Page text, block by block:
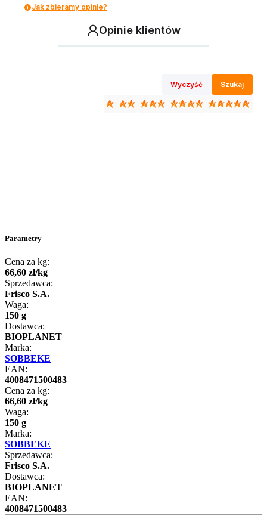
Jak zbieramy opinie?
Opinie klientów
Wyczyść Szukaj
Parametry
Cena za kg:
66,60 zł/kg
Sprzedawca:
Frisco S.A.
Waga:
150 g
Dostawca:
BIOPLANET
Marka:
SOBBEKE
EAN:
4008471500483
Cena za kg:
66,60 zł/kg
Waga:
150 g
Marka:
SOBBEKE
Sprzedawca:
Frisco S.A.
Dostawca:
BIOPLANET
EAN:
4008471500483